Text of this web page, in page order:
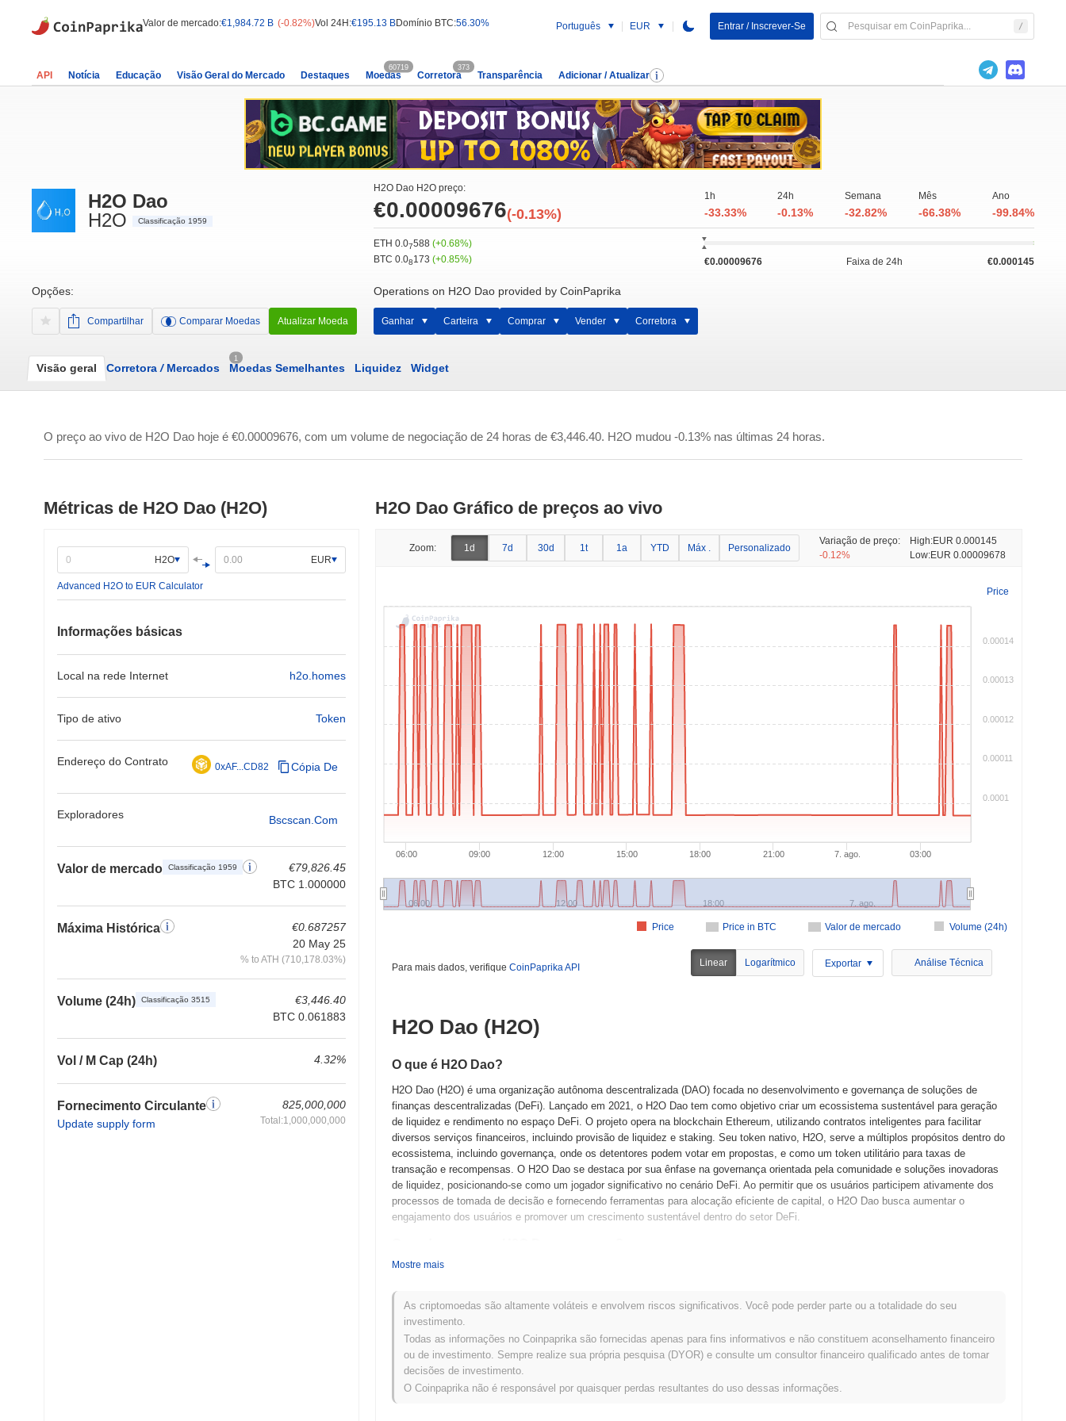
Valor de mercado:€1,984.72 B (-0.82%)Vol 24H:€195.13 BDomínio BTC:56.30% Português EUR Entrar / Inscrever-Se
API Notícia Educação Visão Geral do Mercado Destaques Moedas
60719
Corretora
373
Transparência Adicionar / Atualizar
H2O Dao
H2O
Classificação 1959
Opções:
Compartilhar Comparar Moedas Atualizar Moeda
H2O Dao H2O preço:
€0.00009676(-0.13%)
1h
-33.33%
24h
-0.13%
Semana
-32.82%
Mês
-66.38%
Ano
-99.84%
ETH 0.07588(+0.68%)
BTC 0.08173(+0.85%) €0.00009676 Faixa de 24h €0.000145
Operations on H2O Dao provided by CoinPaprika
Ganhar Carteira Comprar Vender Corretora
Visão geral Corretora /Mercados
1
Moedas Semelhantes Liquidez Widget
O preço ao vivo de H2O Dao hoje é €0.00009676, com um volume de negociação de 24 horas de €3,446.40. H2O mudou -0.13% nas últimas 24 horas.
Métricas de H2O Dao (H2O)
H2O EUR
Advanced H2O to EUR Calculator
Informações básicas
Local na rede Internet h2o.homes
Tipo de ativo Token
Endereço do Contrato 0xAF...CD82 Cópia De
Exploradores Bscscan.com
Valor de mercado Classificação 1959
€79,826.45
BTC 1.000000
Máxima Histórica
€0.687257
20 May 25
% to ATH (710,178.03%)
Volume (24h) Classificação 3515
€3,446.40
BTC 0.061883
Vol / M Cap (24h) 4.32%
Fornecimento Circulante
Update supply form
825,000,000
Total:1,000,000,000
H2O Dao Gráfico de preços ao vivo
Zoom: 1d 7d 30d 1t 1a YTD Máx . Personalizado
Variação de preço:
-0.12%
High:EUR 0.000145
Low:EUR 0.00009678
Price
Price in BTC Valor de mercado Volume (24h)
Price
06:00 09:00 12:00 15:00 18:00 21:00 7. ago. 03:00
06:00 12:00 18:00 7. ago.
0.0001
0.00011
0.00012
0.00013
0.00014
Para mais dados, verifique CoinPaprika API Linear Logarítmico Exportar Análise Técnica
H2O Dao (H2O)
O que é H2O Dao?
H2O Dao (H2O) é uma organização autônoma descentralizada (DAO) focada no desenvolvimento e governança de soluções de
finanças descentralizadas (DeFi). Lançado em 2021, o H2O Dao tem como objetivo criar um ecossistema sustentável para geração
de liquidez e rendimento no espaço DeFi. O projeto opera na blockchain Ethereum, utilizando contratos inteligentes para facilitar
diversos serviços financeiros, incluindo provisão de liquidez e staking. Seu token nativo, H2O, serve a múltiplos propósitos dentro do
ecossistema, incluindo governança, onde os detentores podem votar em propostas, e como um token utilitário para taxas de
transação e recompensas. O H2O Dao se destaca por sua ênfase na governança orientada pela comunidade e soluções inovadoras
de liquidez, posicionando-se como um jogador significativo no cenário DeFi. Ao permitir que os usuários participem ativamente dos
processos de tomada de decisão e fornecendo ferramentas para alocação eficiente de capital, o H2O Dao busca aumentar o
engajamento dos usuários e promover um crescimento sustentável dentro do setor DeFi.
O H2O Dao teve origem em outubro de 2021, quando a equipe fundadora lançou seu whitepaper, delineando a visão e a estrutura
interagissem com a plataforma e fornecessem feedback. Após a fase de testes bem-sucedida, o H2O Dao fez a transição para o
lançamento de sua mainnet em março de 2022, marcando sua entrada oficial no ecossistema de finanças descentralizadas. O
desenvolvimento inicial focou na criação de uma robusta organização autônoma descentralizada (DAO) que facilita a governança e a
tomada de decisões dentro do ecossistema H2O. A distribuição inicial dos tokens H2O ocorreu por meio de um modelo de
lançamento justo em abril de 2022, que visava garantir acesso equitativo para os participantes. Esses passos fundamentais
em evolução.
Mostre mais
As criptomoedas são altamente voláteis e envolvem riscos significativos. Você pode perder parte ou a totalidade do seu
investimento.
Todas as informações no Coinpaprika são fornecidas apenas para fins informativos e não constituem aconselhamento financeiro
ou de investimento. Sempre realize sua própria pesquisa (DYOR) e consulte um consultor financeiro qualificado antes de tomar
decisões de investimento.
O Coinpaprika não é responsável por quaisquer perdas resultantes do uso dessas informações.